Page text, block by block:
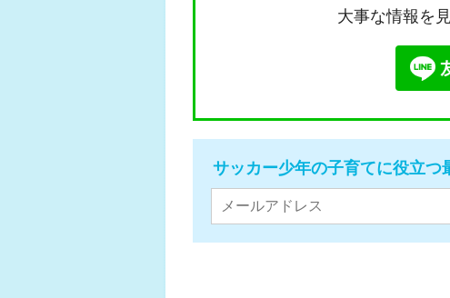
大事な情報を
サッカー少年の子育てに役立